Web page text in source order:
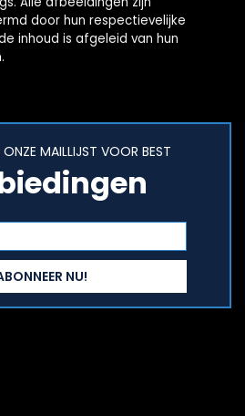
door hun respectievelijke
inhoud is afgeleid van hun
MAILLIJST VOOR BEST